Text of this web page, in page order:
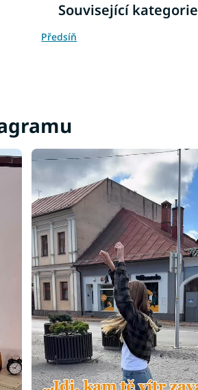
Související kategorie
Předsíň